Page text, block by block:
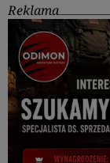
Reklama